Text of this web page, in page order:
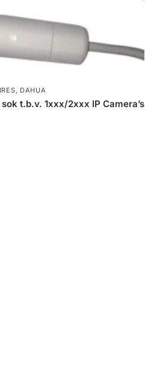
, DAHUA
t.b.v. 1xxx/2xxx IP Camera’s